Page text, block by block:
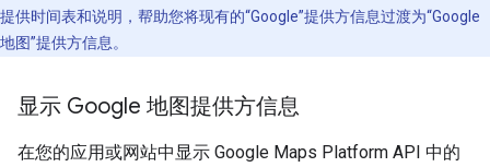
提供时间表和说明，帮助您将现有的“Google”提供方信息过渡为“Google
地图”提供方信息。
显示 Google 地图提供方信息
在您的应用或网站中显示 Google Maps Platform API 中的